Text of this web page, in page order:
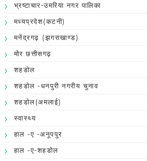
भ्रष्टाचार-उमरिया नगर पालिका
मध्यप्रदेश(कटनी)
मनेंद्रगढ़ (झगराखाण्ड)
मोर छत्तीसगढ़
शहडोल
शहडोल -धनपुरी नगरीय चुनाव
शहडोल(अमलाई)
स्वास्थ्य
हाल -ए -अनूपपुर
हाल -ए-शहडोल